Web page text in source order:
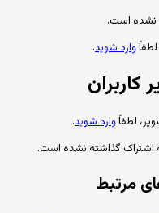
نشده است.
وارد شوید.
کاربران
لطفاًوارد شوید.
اشتراک گذاشته نشده است.
مرتبط